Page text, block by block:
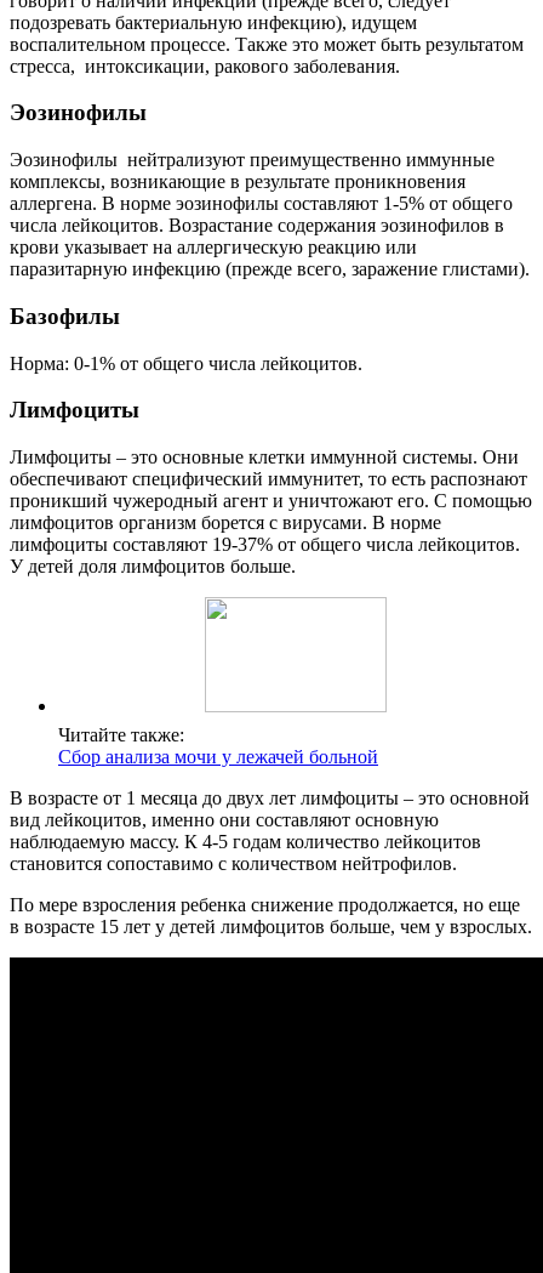
подозревать бактериальную инфекцию), идущем
воспалительном процессе. Также это может быть результатом
стресса, интоксикации, ракового заболевания.
Эозинофилы
Эозинофилы нейтрализуют преимущественно иммунные
комплексы, возникающие в результате проникновения
аллергена. В норме эозинофилы составляют 1-5% от общего
числа лейкоцитов. Возрастание содержания эозинофилов в
крови указывает на аллергическую реакцию или
паразитарную инфекцию (прежде всего, заражение глистами).
Базофилы
Норма: 0-1% от общего числа лейкоцитов.
Лимфоциты
Лимфоциты – это основные клетки иммунной системы. Они
обеспечивают специфический иммунитет, то есть распознают
проникший чужеродный агент и уничтожают его. С помощью
лимфоцитов организм борется с вирусами. В норме
лимфоциты составляют 19-37% от общего числа лейкоцитов.
У детей доля лимфоцитов больше.
Читайте также:
Сбор анализа мочи у лежачей больной
В возрасте от 1 месяца до двух лет лимфоциты – это основной
вид лейкоцитов, именно они составляют основную
наблюдаемую массу. К 4-5 годам количество лейкоцитов
становится сопоставимо с количеством нейтрофилов.
По мере взросления ребенка снижение продолжается, но еще
в возрасте 15 лет у детей лимфоцитов больше, чем у взрослых.